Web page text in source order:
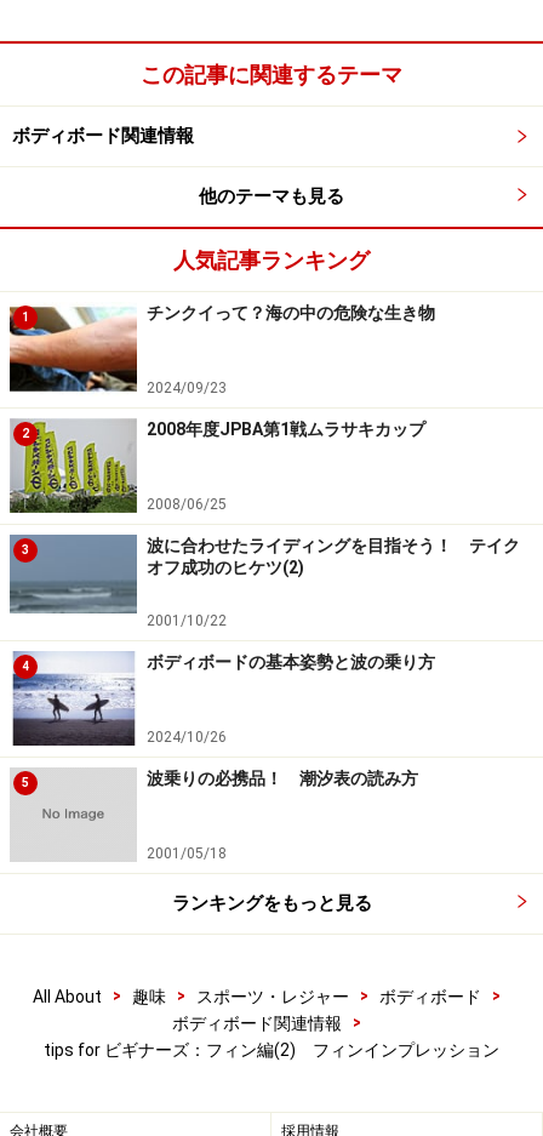
この記事に関連するテーマ
ボディボード関連情報
他のテーマも見る
人気記事ランキング
1 チンクイって？海の中の危険な生き物
2024/09/23
2 2008年度JPBA第1戦ムラサキカップ
2008/06/25
3
波に合わせたライディングを目指そう！ テイク
オフ成功のヒケツ(2)
2001/10/22
4 ボディボードの基本姿勢と波の乗り方
2024/10/26
5 波乗りの必携品！ 潮汐表の読み方
2001/05/18
ランキングをもっと見る
All About > 趣味 > スポーツ・レジャー > ボディボード
>
ボディボード関連情報
>
tips for ビギナーズ：フィン編(2) フィンインプレッション
会社概要 採用情報